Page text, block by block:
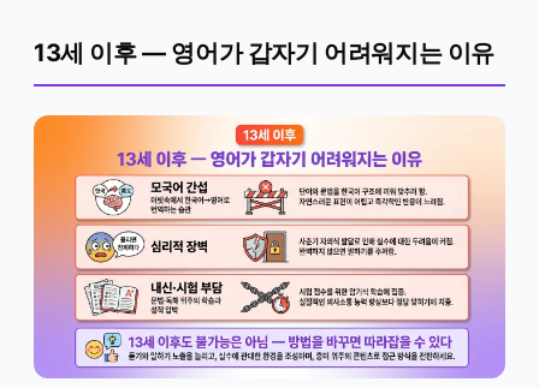
13세 이후 — 영어가 갑자기 어려워지는 이유